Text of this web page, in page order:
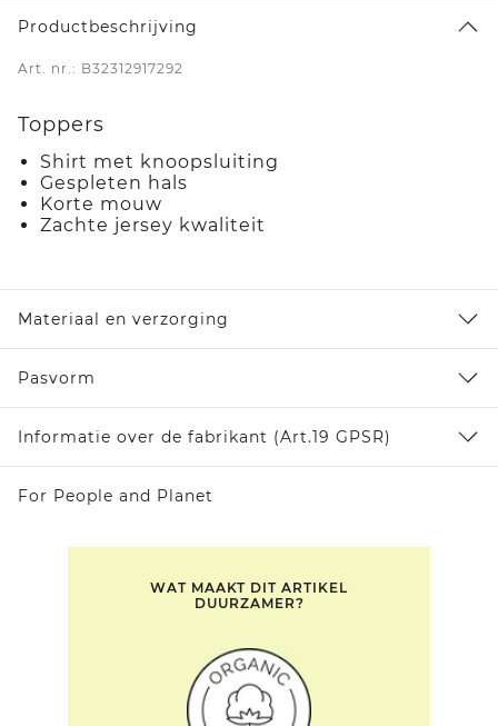
Productbeschrijving
Art. nr.: B32312917292
Toppers
Shirt met knoopsluiting
Gespleten hals
Korte mouw
Zachte jersey kwaliteit
Materiaal en verzorging
Pasvorm
Informatie over de fabrikant (Art.19 GPSR)
For People and Planet
WAT MAAKT DIT ARTIKEL
DUURZAMER?